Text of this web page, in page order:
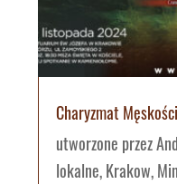
Charyzmat
utworzone przez
lokalne,Krakow,